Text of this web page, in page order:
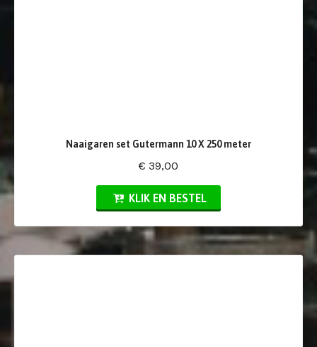
Naaigaren set Gutermann 10 X 250 meter
€ 39,00
KLIK EN BESTEL